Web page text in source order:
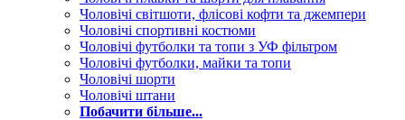
Чоловічі світшоти, флісові кофти та джемпери
Чоловічі спортивні костюми
Чоловічі футболки та топи з УФ фільтром
Чоловічі футболки, майки та топи
Чоловічі шорти
Чоловічі штани
Побачити більше...